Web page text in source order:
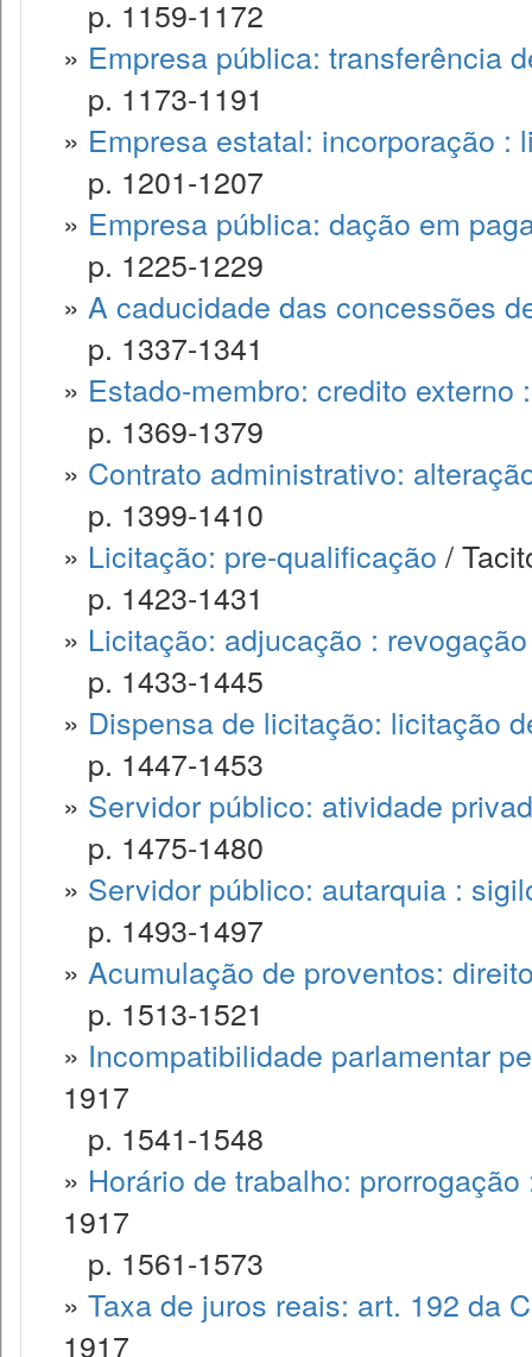
p. 1159-1172
» Empresa pública: transferência
p. 1173-1191
» Empresa estatal: incorporação :
p. 1201-1207
» Empresa pública: dação em
p. 1225-1229
» A caducidade das concessões
p. 1337-1341
» Estado-membro: credito externo
p. 1369-1379
» Contrato administrativo:
p. 1399-1410
» Licitação: pre-qualificação /
p. 1423-1431
» Licitação: adjucação : revogação
p. 1433-1445
» Dispensa de licitação: licitação
p. 1447-1453
» Servidor público: atividade
p. 1475-1480
» Servidor público: autarquia :
p. 1493-1497
» Acumulação de proventos:
p. 1513-1521
» Incompatibilidade parlamentar
1917
p. 1541-1548
» Horário de trabalho:
1917
p. 1561-1573
» Taxa de juros reais: art. 192 da
1917